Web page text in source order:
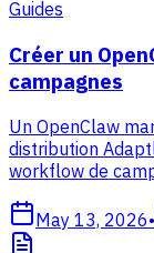
Guides
Créer un
campagnes
Un OpenClaw
distribution
workflow de
May 13, 2026•